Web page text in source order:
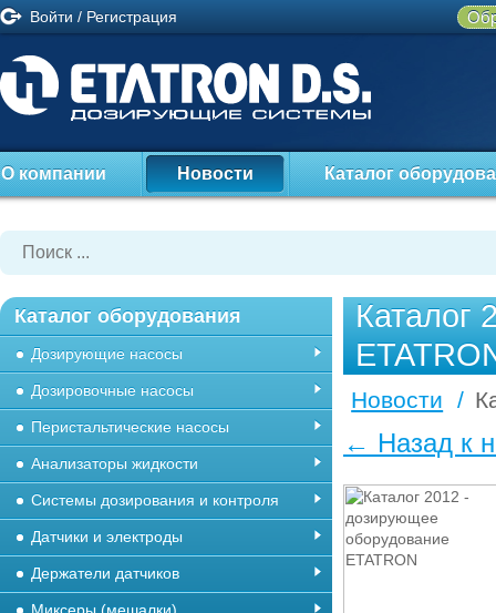
Войти / Регистрация
О компании Новости Каталог
Каталог
Новости /
← Назад к
Каталог оборудования
Дозирующие насосы
Дозировочные насосы
Перистальтические насосы
Анализаторы жидкости
Системы дозирования и контроля
Датчики и электроды
Держатели датчиков